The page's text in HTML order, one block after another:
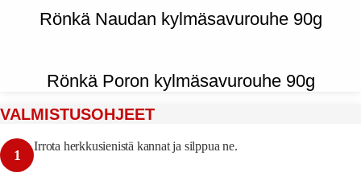
Rönkä Naudan kylmäsavurouhe 90g
Rönkä Poron kylmäsavurouhe 90g
VALMISTUSOHJEET
1
Irrota herkkusienistä kannat ja silppua ne.